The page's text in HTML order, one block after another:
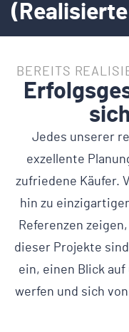
BEREITS
Jedes unserer
exzellente
zufriedene Käufer.
hin zu
Referenzen
dieser Projekte
ein, einen Blick
werfen und sich